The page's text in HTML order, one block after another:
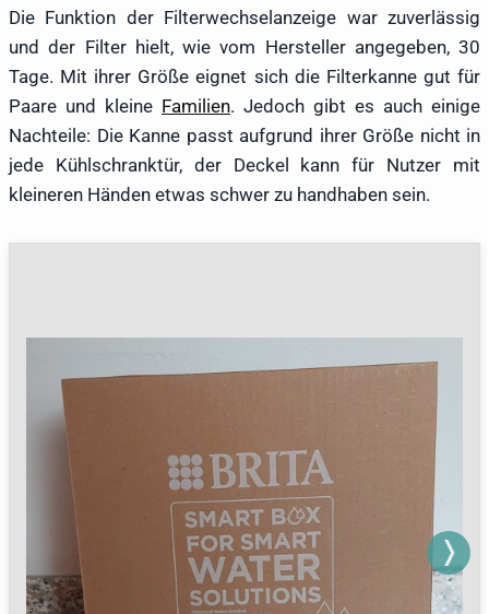
Die Funktion der Filterwechselanzeige war zuverlässig
und der Filter hielt, wie vom Hersteller angegeben, 30
Tage. Mit ihrer Größe eignet sich die Filterkanne gut für
Paare und kleine Familien. Jedoch gibt es auch einige
Nachteile: Die Kanne passt aufgrund ihrer Größe nicht in
jede Kühlschranktür, der Deckel kann für Nutzer mit
kleineren Händen etwas schwer zu handhaben sein.
Next